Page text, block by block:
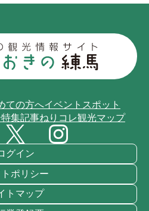
ての方へイベントスポット
特集記事ねりコレ観光マップ
グイン
ポリシー
トマップ